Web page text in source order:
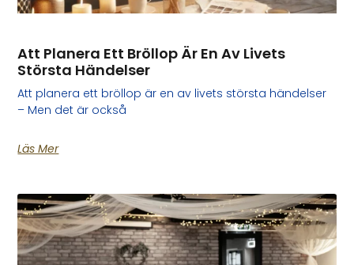
Att Planera Ett Bröllop Är En Av Livets
Största Händelser
Att planera ett bröllop är en av livets största händelser
– Men det är också
Läs Mer